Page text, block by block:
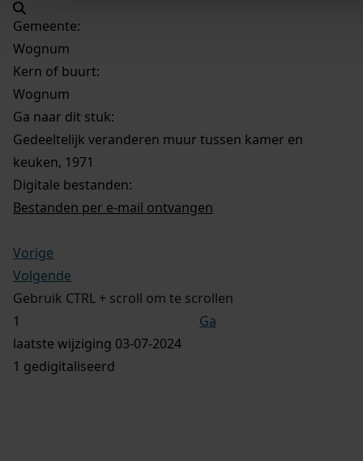
Gemeente:
Wognum
Kern of buurt:
Wognum
Ga naar dit stuk:
Gedeeltelijk veranderen muur tussen kamer en
keuken, 1971
Digitale bestanden:
Bestanden per e-mail ontvangen
Vorige
Volgende
Gebruik CTRL + scroll om te scrollen
Ga
laatste wijziging 03-07-2024
1 gedigitaliseerd